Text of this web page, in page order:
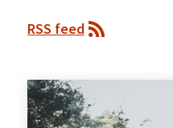
RSS feed